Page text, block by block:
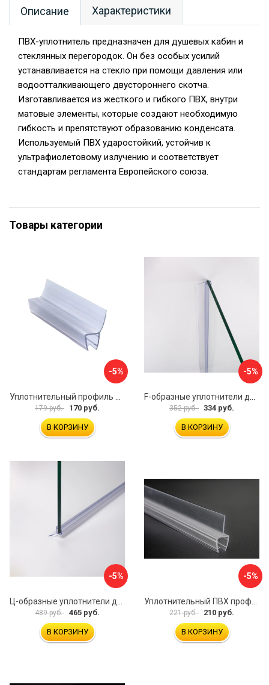
Описание Характеристики
ПВХ-уплотнитель предназначен для душевых кабин и
стеклянных перегородок. Он без особых усилий
устанавливается на стекло при помощи давления или
водоотталкивающего двустороннего скотча.
Изготавливается из жесткого и гибкого ПВХ, внутри
матовые элементы, которые создают необходимую
гибкость и препятствуют образованию конденсата.
Используемый ПВХ ударостойкий, устойчив к
ультрафиолетовому излучению и соответствует
стандартам регламента Европейского союза.
Товары категории
-5%
179 руб. 170 руб.
В КОРЗИНУ
-5%
352 руб. 334 руб.
В КОРЗИНУ
-5%
Ц-образные уплотнители для душевой кабины IDDIS 965S8003DZ
489 руб. 465 руб.
В КОРЗИНУ
-5%
Уплотнительный ПВХ профиль для стекла 8 мм SERVICE PLUS PVH04-908KW8
221 руб. 210 руб.
В КОРЗИНУ